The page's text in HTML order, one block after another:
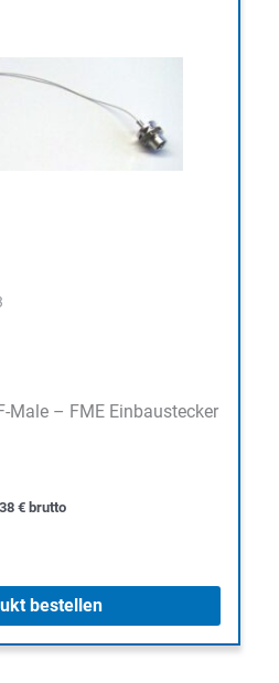
Male – FME Einbaustecker
€ brutto
bestellen